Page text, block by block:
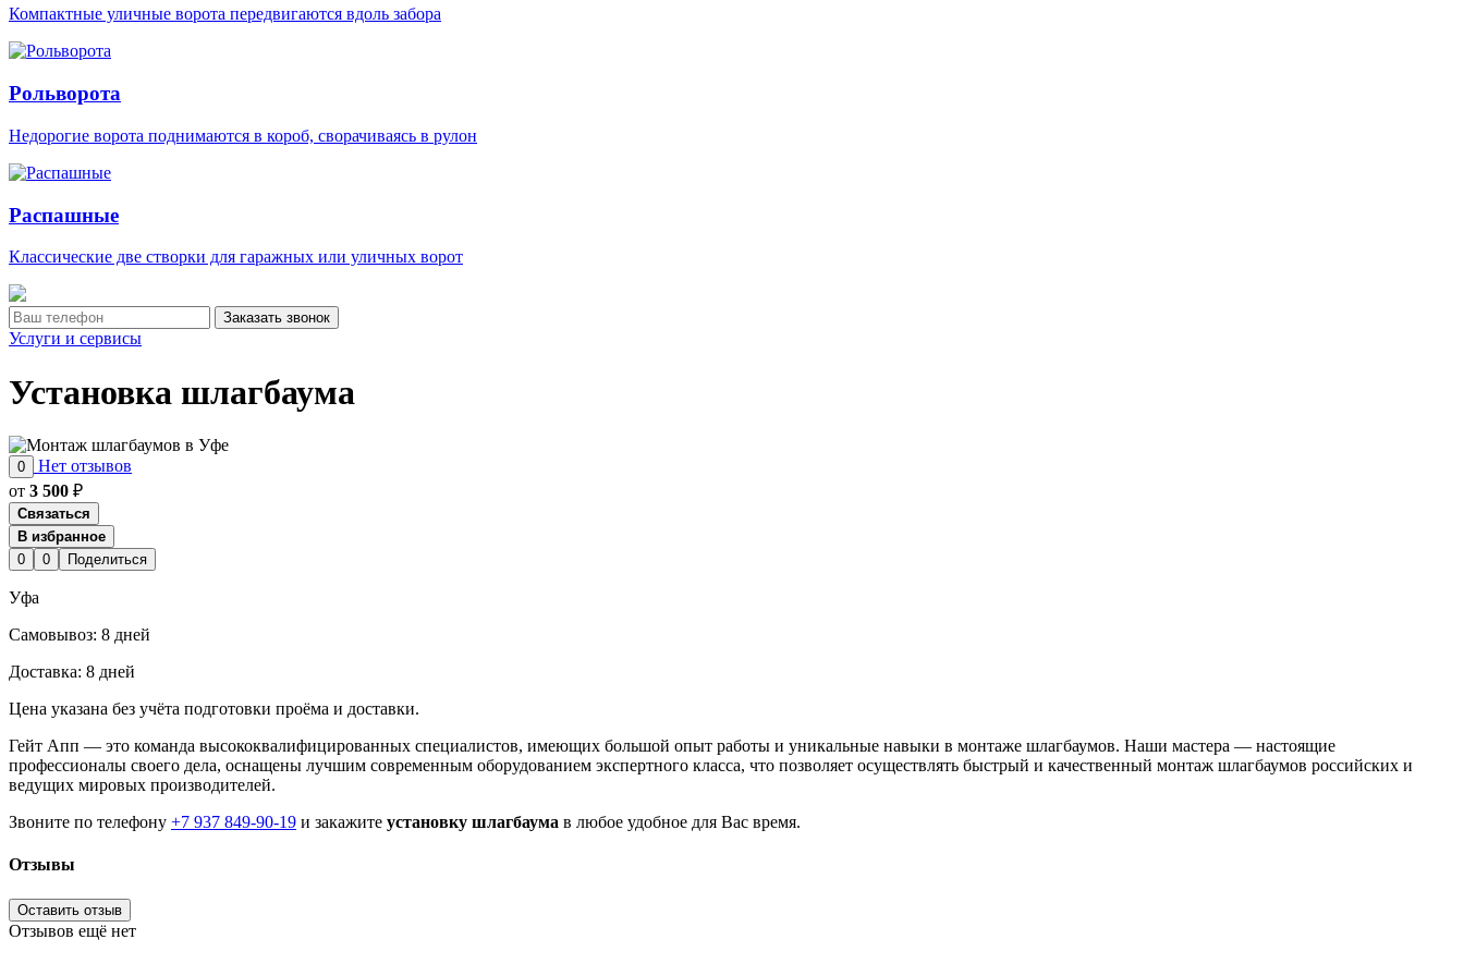
Компактные уличные ворота передвигаются вдоль забора
Рольворота
Недорогие ворота поднимаются в короб, сворачиваясь в рулон
Распашные
Классические две створки для гаражных или уличных ворот
Заказать звонок
Услуги и сервисы
Установка шлагбаума
0
Нет отзывов
от 3 500 ₽
Связаться
В избранное
0
0 Поделиться
Уфа
Cамовывоз: 8 дней
Доставка: 8 дней
Цена указана без учёта подготовки проёма и доставки.
Гейт Апп — это команда высококвалифицированных специалистов, имеющих большой опыт работы и уникальные навыки в монтаже шлагбаумов. Наши мастера — настоящие
профессионалы своего дела, оснащены лучшим современным оборудованием экспертного класса, что позволяет осуществлять быстрый и качественный монтаж шлагбаумов российских и
ведущих мировых производителей.
Звоните по телефону +7 937 849-90-19 и закажите установку шлагбаума в любое удобное для Вас время.
Отзывы
Оставить отзыв
Отзывов ещё нет